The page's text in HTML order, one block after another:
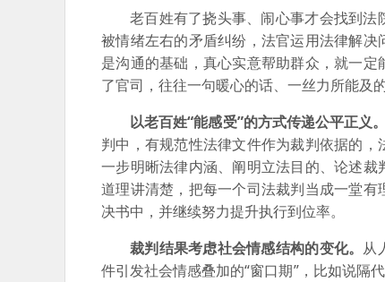
老百姓有了挠头事、闹心事才会找到
被情绪左右的矛盾纠纷，法官运用法律解
是沟通的基础，真心实意帮助群众，就一
了官司，往往一句暖心的话、一丝力所能及
以老百姓“能感受”的方式传递公平正义
判中，有规范性法律文件作为裁判依据的
一步明晰法律内涵、阐明立法目的、论述
道理讲清楚，把每一个司法裁判当成一堂
决书中，并继续努力提升执行到位率。
裁判结果考虑社会情感结构的变化。 从
件引发社会情感叠加的“窗口期”，比如说隔